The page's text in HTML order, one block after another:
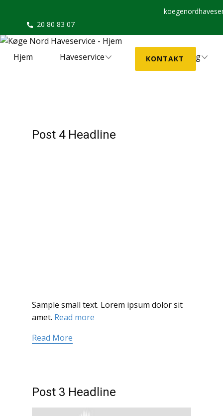
20 80 83 07
Hjem Haveservice Maskinudlejning
KONTAKT
Post 4 Headline
Sample small text. Lorem ipsum dolor sit
amet. Read more
Read More
Post 3 Headline